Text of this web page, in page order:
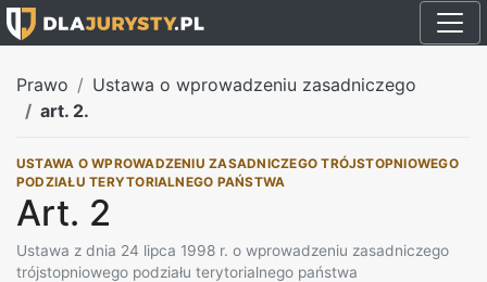
Prawo
Ustawa o wprowadzeniu zasadniczego
art. 2.
USTAWA O WPROWADZENIU ZASADNICZEGO TRÓJSTOPNIOWEGO
PODZIAŁU TERYTORIALNEGO PAŃSTWA
Art. 2
Ustawa z dnia 24 lipca 1998 r. o wprowadzeniu zasadniczego
trójstopniowego podziału terytorialnego państwa